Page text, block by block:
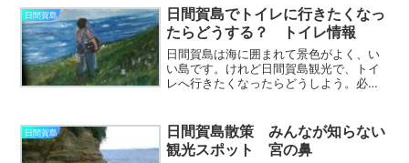
全と豊漁を祈願するために約250年前に
始まったお祭りです...
日間賀島
日間賀島でトイレに行きたくなっ
たらどうする？ トイレ情報
日間賀島は海に囲まれて景色がよく、い
い島です。けれど日間賀島観光で、トイ
レへ行きたくなったらどうしよう。必要
っておくと便利、知っておくと安心、ト
イレ情報。西港・東港・西...
日間賀島
日間賀島散策 みんなが知らない
観光スポット 宮の鼻